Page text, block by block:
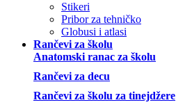
Stikeri
Pribor za tehničko
Globusi i atlasi
Rančevi za školu
Anatomski ranac za školu
Rančevi za decu
Rančevi za školu za tinejdžere